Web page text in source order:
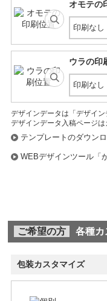
オモテの
印刷なし
ウラの印
印刷なし
デザインデータは「デザイン
デザインデータ入稿ページは
テンプレートのダウン
WEBデザインツール「
ご希望の方 各種カ
包装カスタマイズ